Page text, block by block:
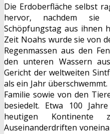
Die Erdoberfläche selbst
hervor, nachdem sie
Schöpfungstag aus ihnen
Zeit Noahs wurde sie von
Regenmassen aus den
den unteren Wassern
Gericht der weltweiten
als ein Jahr
Familie sowie von den
besiedelt. Etwa 100
heutigen
Auseinanderdriften